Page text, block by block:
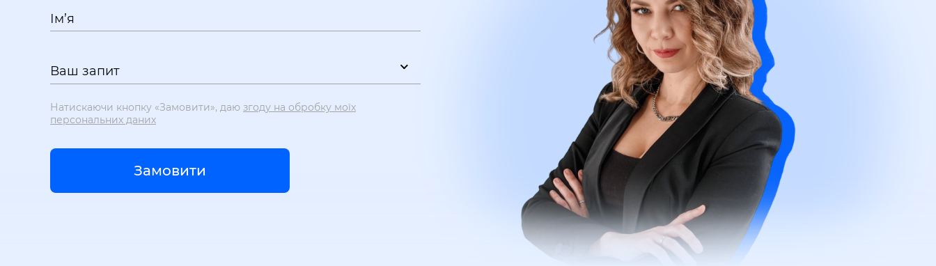
Ім’я
Ваш запит
Натискаючи кнопку «Замовити», даю згоду на обробку моїх
персональних даних
Замовити